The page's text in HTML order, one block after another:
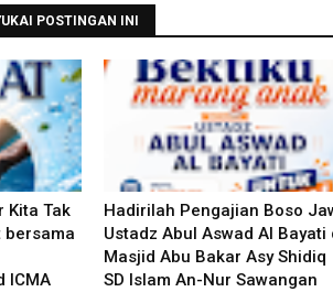
POSTINGAN INI
Kita Tak
bersama
ICMA
Hadirilah Pengajian Boso
Ustadz Abul Aswad Al Bayati
Masjid Abu Bakar Asy Shidiq
SD Islam An-Nur Sawangan